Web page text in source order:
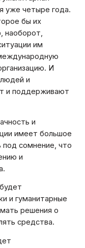
уже четыре года.
бы их
наоборот,
им
И
и
и поддерживают
и
имеет большое
под сомнение, что
и
и гуманитарные
решения о
средства.